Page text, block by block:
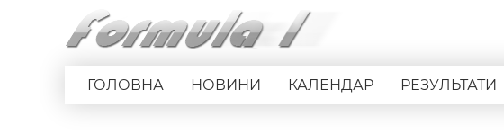
ГОЛОВНА НОВИНИ КАЛЕНДАР РЕЗУЛЬТАТИ